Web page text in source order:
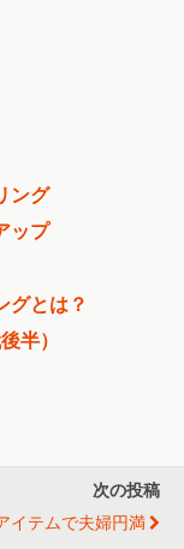
ング
ップ
グとは？
半）
次の投稿
イテムで夫婦円満